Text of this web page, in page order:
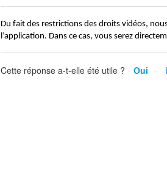
Du fait des restrictions des droits vidéos,
l’application. Dans ce cas, vous serez
Cette réponse a-t-elle été utile ? Oui